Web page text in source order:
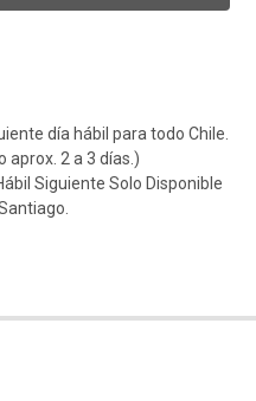
día hábil para todo Chile.
aprox. 2 a 3 días.)
Siguiente Solo Disponible